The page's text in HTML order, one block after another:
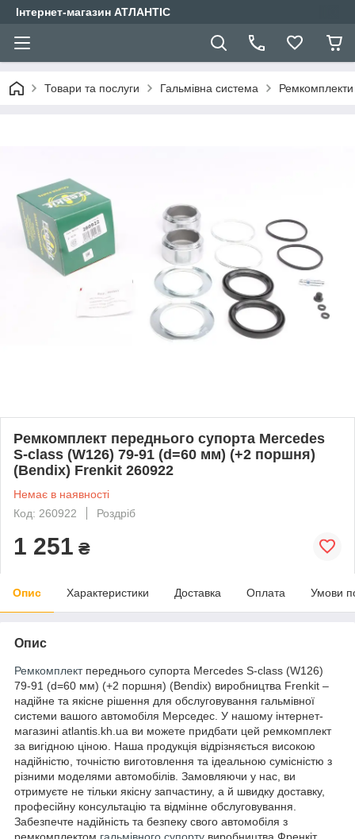
Інтернет-магазин АТЛАНТІС
Товари та послуги Гальмівна система Ремкомплекти
Ремкомплект переднього супорта Mercedes
S-class (W126) 79-91 (d=60 мм) (+2 поршня)
(Bendix) Frenkit 260922
Немає в наявності
Код: 260922
Роздріб
1 251 ₴
Опис Характеристики Доставка Оплата Умови
Опис
Ремкомплектпереднього супорта Mercedes S-class (W126)
79-91 (d=60 мм) (+2 поршня) (Bendix) виробництва Frenkit –
надійне та якісне рішення для обслуговування гальмівної
системи вашого автомобіля Мерседес. У нашому інтернет-
магазині atlantis.kh.ua ви можете придбати цей ремкомплект
за вигідною ціною. Наша продукція відрізняється високою
надійністю, точністю виготовлення та ідеальною сумісністю з
різними моделями автомобілів. Замовляючи у нас, ви
отримуєте не тільки якісну запчастину, а й швидку доставку,
професійну консультацію та відмінне обслуговування.
Забезпечте надійність та безпеку свого автомобіля з
ремкомплектом гальмівного супорту виробництва Френкіт